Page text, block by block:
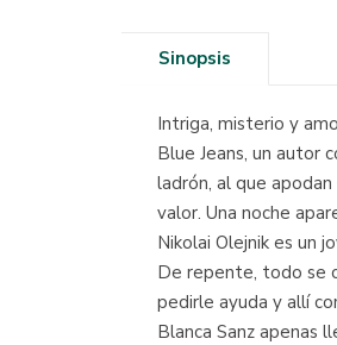
Sinopsis
Intriga, misterio y
Blue Jeans, un autor
ladrón, al que
valor. Una noche
Nikolai Olejnik es un
De repente, todo se
pedirle ayuda y allí
Blanca Sanz apenas